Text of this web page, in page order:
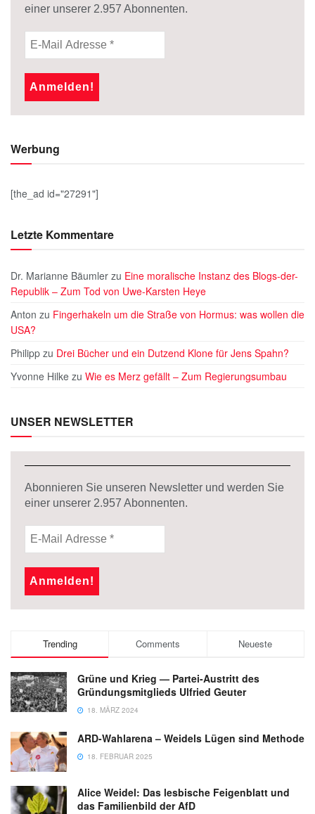
einer unserer 2.957 Abonnenten.
Werbung
[the_ad id="27291"]
Letzte Kommentare
Dr. Marianne Bäumler zu Eine moralische Instanz des Blogs-der-
Republik – Zum Tod von Uwe-Karsten Heye
Anton zu Fingerhakeln um die Straße von Hormus: was wollen die
USA?
Philipp zu Drei Bücher und ein Dutzend Klone für Jens Spahn?
Yvonne Hilke zu Wie es Merz gefällt – Zum Regierungsumbau
UNSER NEWSLETTER
Abonnieren Sie unseren Newsletter und werden Sie
einer unserer 2.957 Abonnenten.
Trending Comments Neueste
Grüne und Krieg — Partei-Austritt des
Gründungsmitglieds Ulfried Geuter
18. MÄRZ 2024
ARD-Wahlarena – Weidels Lügen sind Methode
18. FEBRUAR 2025
Alice Weidel: Das lesbische Feigenblatt und
das Familienbild der AfD